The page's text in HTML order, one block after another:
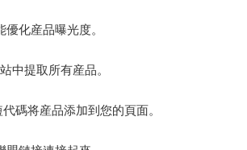
化産品曝光度。
中提取所有産品。
碼将産品添加到您的頁面。